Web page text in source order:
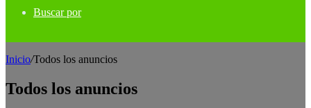
Buscar por
Inicio/Todos los anuncios
Todos los anuncios